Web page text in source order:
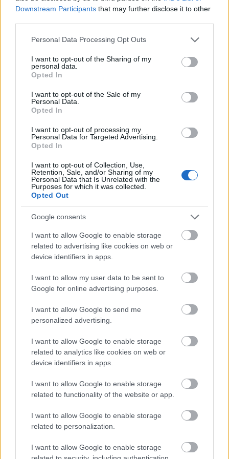
Downstream Participants that may further disclose it to other
Please note that this website/app uses one or more Google
not limited to your visit or usage behaviour. You may click to
grant or deny consent to Google and its third-party tags to
use your data for below specified purposes in below Google
consent section.
Personal Data Processing Opt Outs
I want to opt-out of the Sharing of my
personal data.
Opted In
I want to opt-out of the Sale of my
Personal Data.
Opted In
I want to opt-out of processing my
Personal Data for Targeted Advertising.
Opted In
I want to opt-out of Collection, Use,
Retention, Sale, and/or Sharing of my
Personal Data that Is Unrelated with the
Purposes for which it was collected.
Opted Out
Google consents
I want to allow Google to enable storage
related to advertising like cookies on web or
device identifiers in apps.
I want to allow my user data to be sent to
Google for online advertising purposes.
I want to allow Google to send me
personalized advertising.
I want to allow Google to enable storage
related to analytics like cookies on web or
device identifiers in apps.
I want to allow Google to enable storage
related to functionality of the website or app.
I want to allow Google to enable storage
related to personalization.
I want to allow Google to enable storage
Josema son las novedades en una convocatoria en la que
Espanyol: Sergi Gómez, recuperado de sus molestias
El conjunto perico podrá contar finalmente con Sergi
Gómez. El defensa se ha recuperado de las molestias
duelo de la última jornada frente al Rayo y completó el
entrenamiento del viernes. Óscar Gil, Dimata, Vadillo,
Consejos de compra - Levante: cuatro jugadores
importantes para Lisci
Alessio Lisci seguirá como
entrenador del Levante hasta final
futbolistas granotas fueron
titulares en la primera alineación
del técnico italiano ante Osasuna y
están a buen precio en Comunio.
¡Momento de pujar por ellos!
Getafe: Vitolo sigue de baja
Quique Sánchez Flores ha comunicado en rueda de prensa
que Vitolo, Macías, Timor y Chema son baja para el partido
del sábado contra el Alavés. Además, reconoció que Jankto
entrena con el grupo pero sigue teniendo molestias en el
tobillo que le impiden estar al 100%.
Granada: Víctor Díaz y Germán se apuntan a Cádiz
disponibles a Víctor Díaz y Germán Sánchez para la visita a
Cádiz. Los dos defensas ya entrenan con el grupo y salvo
tendrá las bajas de Darwin Machís, Rochina, Isma Ruiz y un